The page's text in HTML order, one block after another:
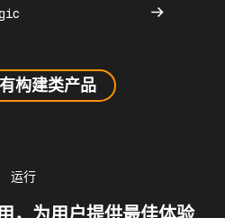
构建类产品
运行